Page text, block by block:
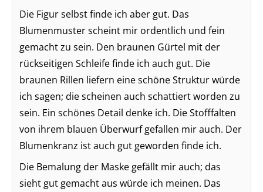
Die Figur selbst finde ich aber gut. Das
Blumenmuster scheint mir ordentlich und fein
gemacht zu sein. Den braunen Gürtel mit der
rückseitigen Schleife finde ich auch gut. Die
braunen Rillen liefern eine schöne Struktur würde
ich sagen; die scheinen auch schattiert worden zu
sein. Ein schönes Detail denke ich. Die Stofffalten
von ihrem blauen Überwurf gefallen mir auch. Der
Blumenkranz ist auch gut geworden finde ich.
Die Bemalung der Maske gefällt mir auch; das
sieht gut gemacht aus würde ich meinen. Das